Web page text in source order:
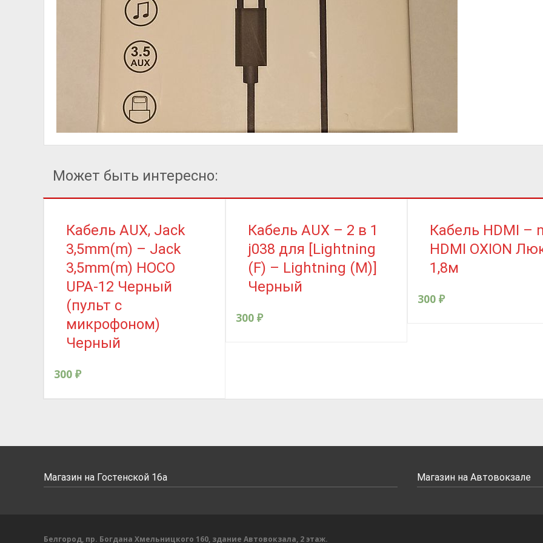
Может быть интересно:
Кабель AUX, Jack
3,5mm(m) – Jack
3,5mm(m) HOCO
UPA-12 Черный
(пульт с
микрофоном)
Черный
300 ₽
Кабель AUX – 2 в 1
j038 для [Lightning
(F) – Lightning (M)]
Черный
300 ₽
Кабель HDMI –
HDMI OXION
1,8м
300 ₽
Магазин на Гостенской 16а Магазин на Автовокзале
Белгород, пр. Богдана Хмельницкого 160, здание Автовокзала, 2 этаж.